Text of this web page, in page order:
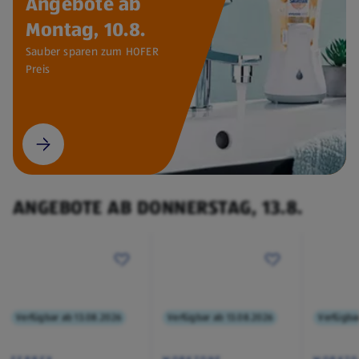
Montag, 10.8.
Sauber sparen zum HOFER
Preis
ANGEBOTE AB DONNERSTAG, 13.8.
Verfügbar ab 13.08.2026 Verfügbar ab 13.08.2026